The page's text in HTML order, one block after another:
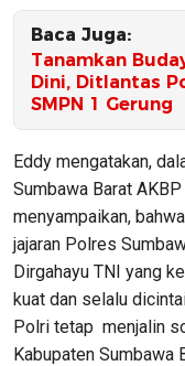
Baca Juga:
Tanamkan
Dini, Ditlantas
SMPN 1 Gerung
Eddy mengatakan,
Sumbawa Barat
menyampaikan,
jajaran Polres
Dirgahayu TNI yang
kuat dan selalu
Polri tetap menjalin
Kabupaten Sumbawa